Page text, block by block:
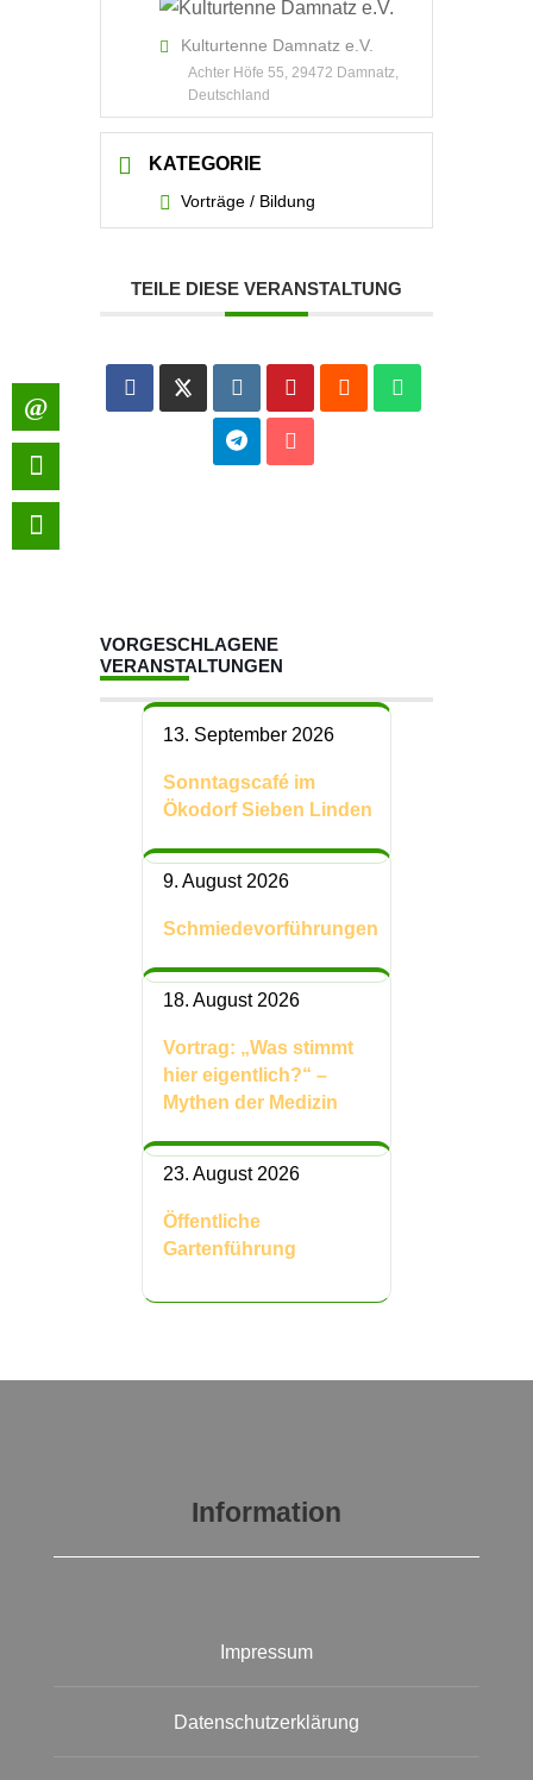
Kulturtenne Damnatz e.V.
Achter Höfe 55, 29472 Damnatz,
Deutschland
KATEGORIE
Vorträge / Bildung
TEILE DIESE VERANSTALTUNG
VORGESCHLAGENE
VERANSTALTUNGEN
13. September 2026
Sonntagscafé im
Ökodorf Sieben Linden
9. August 2026
Schmiedevorführungen
18. August 2026
Vortrag: „Was stimmt
hier eigentlich?“ –
Mythen der Medizin
23. August 2026
Öffentliche
Gartenführung
Information
Impressum
Datenschutzerklärung